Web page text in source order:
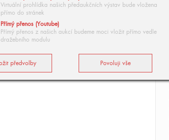
Virtuální prohlídka našich předaukčních výstav bude vložena
přímo do stránek
Přímý přenos (Youtube)
Přímý přenos z našich aukcí budeme moci vložit přímo vedle
dražebního modulu